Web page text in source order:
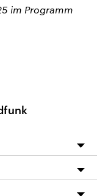
im Programm